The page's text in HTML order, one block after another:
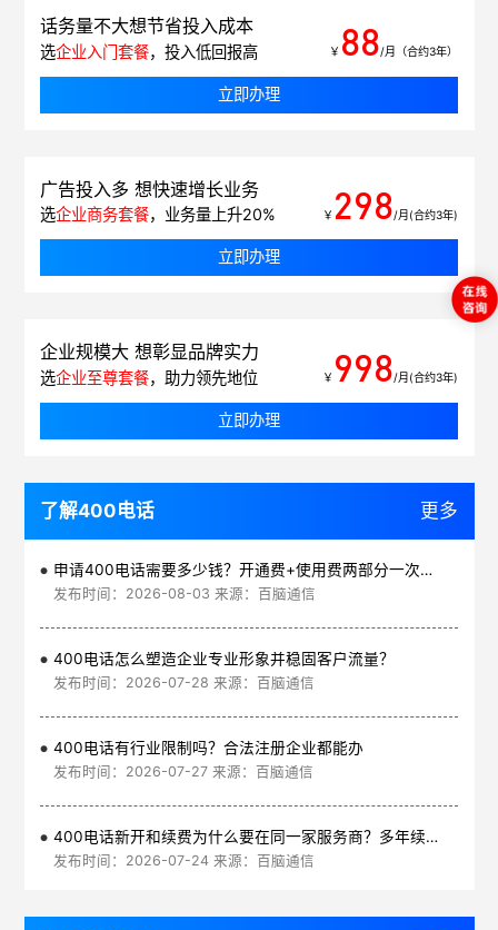
话务量不大想节省投入成本
选企业入门套餐，投入低回报高 ￥ 88/月（合约3年）
立即办理
广告投入多 想快速增长业务
选企业商务套餐，业务量上升20% ￥ 298/月(合约3年)
立即办理
企业规模大 想彰显品牌实力
选企业至尊套餐，助力领先地位 ￥ 998/月(合约3年)
立即办理
了解400电话 更多
申请400电话需要多少钱？开通费+使用费两部分一次讲清
发布时间：2026-08-03 来源：百脑通信
400电话怎么塑造企业专业形象并稳固客户流量？
发布时间：2026-07-28 来源：百脑通信
400电话有行业限制吗？合法注册企业都能办
发布时间：2026-07-27 来源：百脑通信
400电话新开和续费为什么要在同一家服务商？多年续费更划算
发布时间：2026-07-24 来源：百脑通信